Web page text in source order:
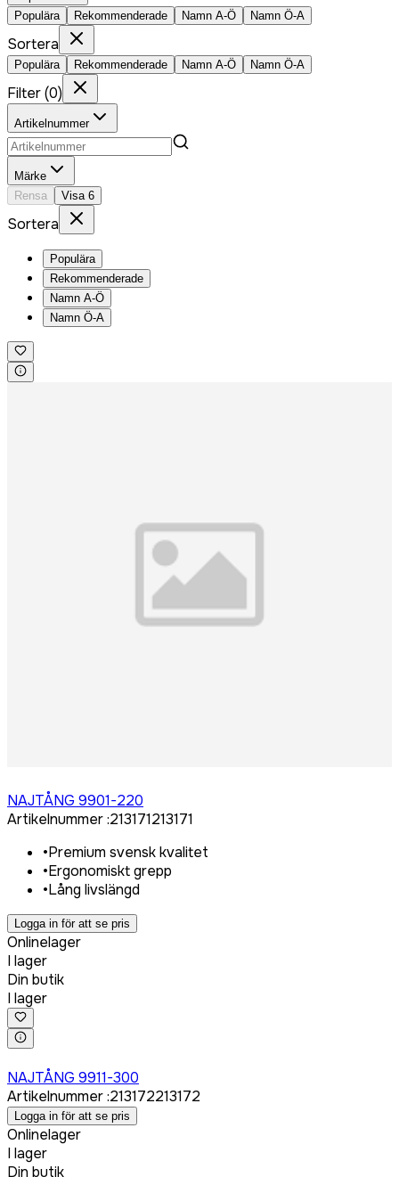
Populära
Rekommenderade Namn A-Ö Namn Ö-A
Sortera
Populära Rekommenderade Namn A-Ö Namn Ö-A
Filter(0)
Artikelnummer
Märke
Rensa
Visa 6
Sortera
Populära
Rekommenderade
Namn A-Ö
Namn Ö-A
NAJTÅNG 9901-220
Artikelnummer:213171213171
•Premium svensk kvalitet
•Ergonomiskt grepp
•Lång livslängd
Logga in för att se pris
Onlinelager
I lager
Din butik
I lager
NAJTÅNG 9911-300
Artikelnummer:213172213172
Logga in för att se pris
Onlinelager
I lager
Din butik